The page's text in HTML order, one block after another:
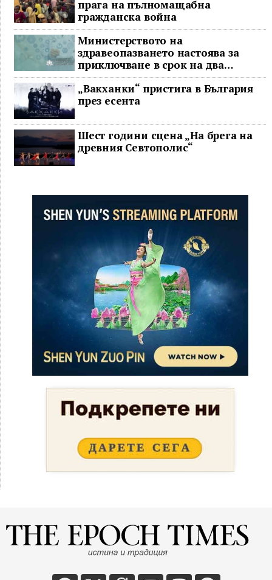
прага на пълномащабна
гражданска война
Министерството на
здравеопазването настоява за
приключване в срок на два
ключови строителни проекта
„Вакханки“ пристига в България
през есента
Шест години сцена „На брега на
древния Севтополис“